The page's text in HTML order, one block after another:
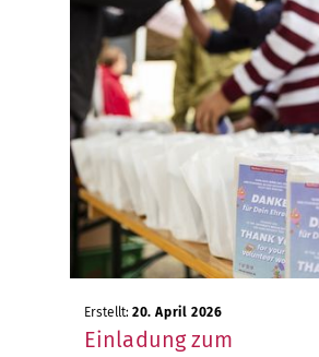
Erstellt: 20. April 2026
Einladung zum